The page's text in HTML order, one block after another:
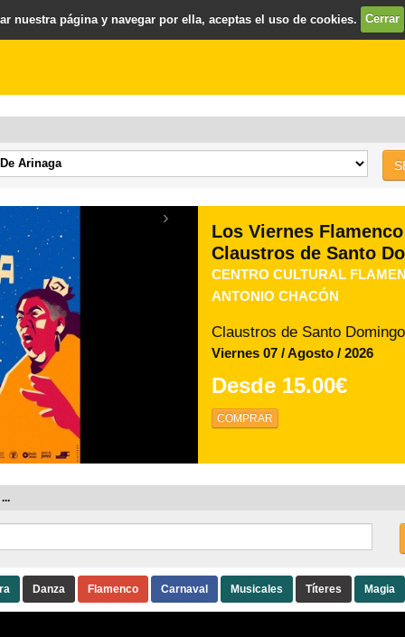
›
Los Viernes
Claustros de Santo
FEDERACIÓN LOCAL DE
FLAMENCAS DE JEREZ
Claustros de Santo
Viernes 14 / Agosto / 2026
Desde 15.00€
COMPRAR
Danza Flamenco Carnaval Musicales Títeres Magia
nuestra página y navegar por ella, aceptas el uso de cookies. Cerrar